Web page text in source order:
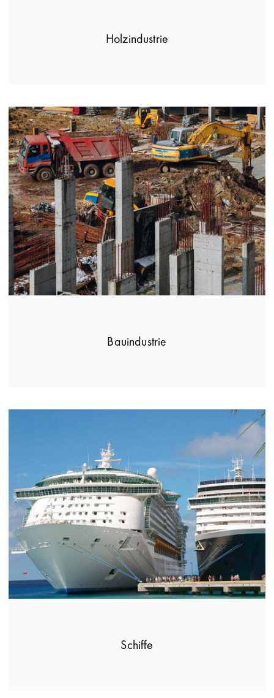
Holzindustrie
Bauindustrie
Schiffe